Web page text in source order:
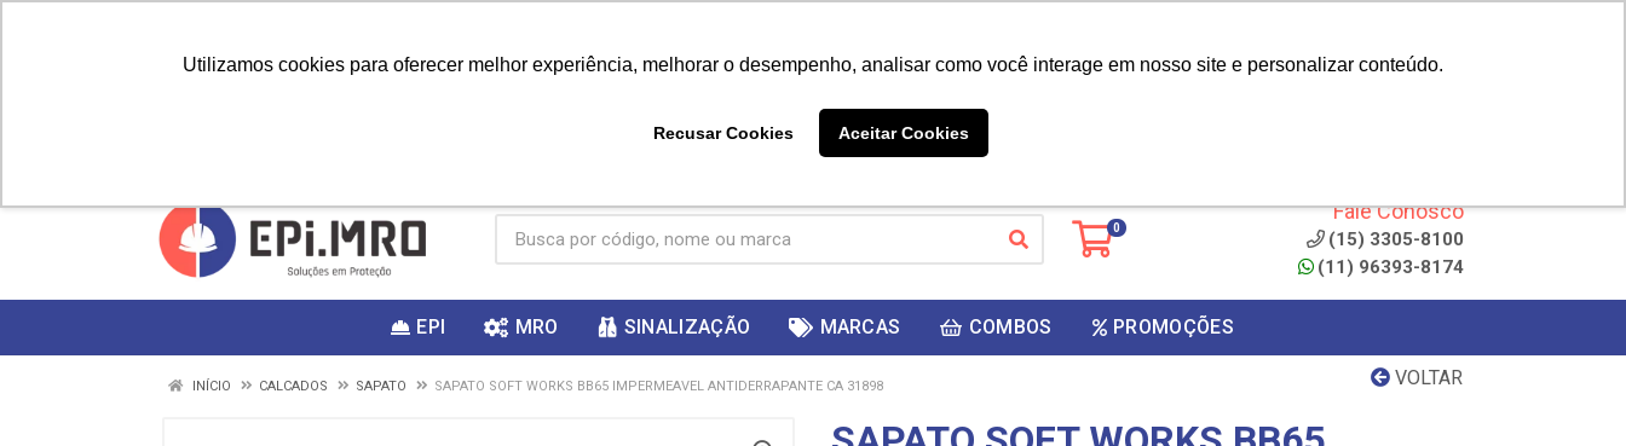
Utilizamos cookies para oferecer melhor experiência, melhorar o desempenho, analisar como você interage em nosso site e personalizar conteúdo.
Recusar Cookies Aceitar Cookies
ganhar
0
Fale Conosco
(15) 3305-8100
(11) 96393-8174
EPI MRO SINALIZAÇÃO MARCAS COMBOS PROMOÇÕES
VOLTAR
INÍCIO CALCADOS SAPATO SAPATO SOFT WORKS BB65 IMPERMEAVEL ANTIDERRAPANTE CA 31898